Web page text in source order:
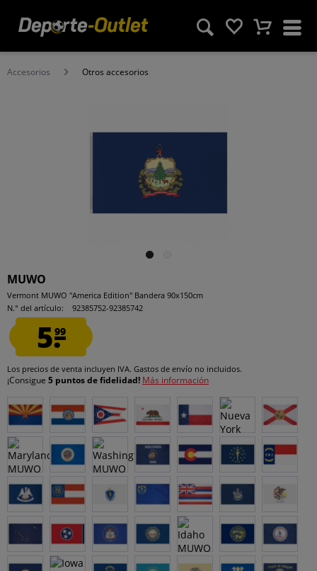
Accesorios Otros accesorios
MUWO
Vermont MUWO "America Edition" Bandera 90x150cm
N.° del artículo:
92385752-92385742
5.99
Los precios de venta incluyen IVA. Gastos de envío no incluidos.
¡Consigue 5 puntos de fidelidad! Más información